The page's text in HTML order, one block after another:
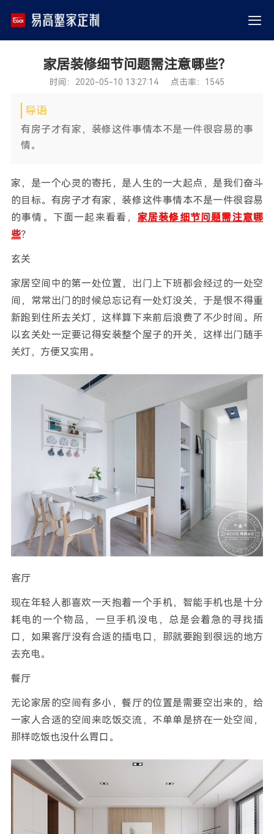
家居装修细节问题需注意哪些？
时间：2020-05-10 13:27:14 点击率：1545
导语
有房子才有家，装修这件事情本不是一件很容易的事
情。
家，是一个心灵的寄托，是人生的一大起点，是我们奋斗
的目标。有房子才有家，装修这件事情本不是一件很容易
的事情。下面一起来看看， 家居装修细节问题需注意哪
些？
玄关
家居空间中的第一处位置，出门上下班都会经过的一处空
间，常常出门的时候总忘记有一处灯没关，于是恨不得重
新跑到住所去关灯，这样算下来前后浪费了不少时间。所
以玄关处一定要记得安装整个屋子的开关，这样出门随手
关灯，方便又实用。
客厅
现在年轻人都喜欢一天抱着一个手机，智能手机也是十分
耗电的一个物品，一旦手机没电，总是会着急的寻找插
口，如果客厅没有合适的插电口，那就要跑到很远的地方
去充电。
餐厅
无论家居的空间有多小，餐厅的位置是需要空出来的，给
一家人合适的空间来吃饭交流，不单单是挤在一处空间，
那样吃饭也没什么胃口。